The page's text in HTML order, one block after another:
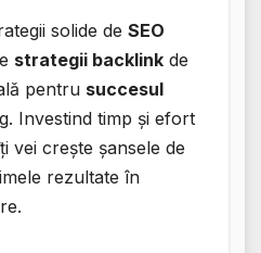
solide de SEO
strategii backlink de
pentru succesul
Investind timp și efort
vei crește șansele de
rezultate în